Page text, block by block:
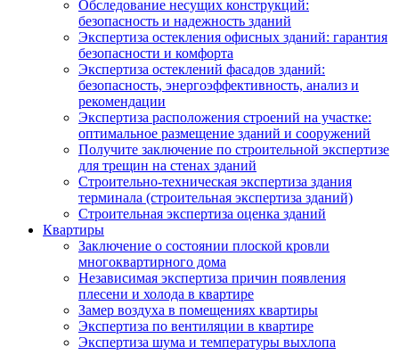
Обследование несущих конструкций:
безопасность и надежность зданий
Экспертиза остекления офисных зданий: гарантия
безопасности и комфорта
Экспертиза остеклений фасадов зданий:
безопасность, энергоэффективность, анализ и
рекомендации
Экспертиза расположения строений на участке:
оптимальное размещение зданий и сооружений
Получите заключение по строительной экспертизе
для трещин на стенах зданий
Строительно-техническая экспертиза здания
терминала (строительная экспертиза зданий)
Строительная экспертиза оценка зданий
Квартиры
Заключение о состоянии плоской кровли
многоквартирного дома
Независимая экспертиза причин появления
плесени и холода в квартире
Замер воздуха в помещениях квартиры
Экспертиза по вентиляции в квартире
Экспертиза шума и температуры выхлопа